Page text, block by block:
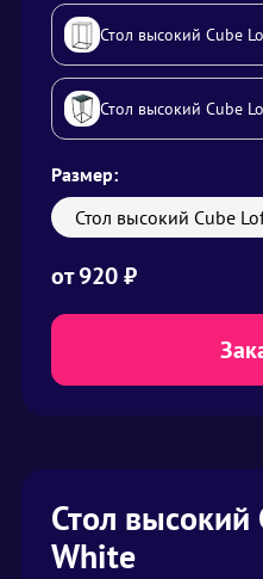
Стол высокий Cube
Стол высокий Cube
Размер:
Стол высокий Cube
от920₽
Стол высокий
White